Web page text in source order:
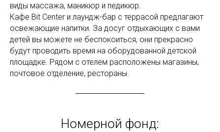
виды массажа, маникюр и педикюр.
Кафе Bit Center и лаундж-бар с террасой предлагают
освежающие напитки. За досуг отдыхающих с вами
детей вы можете не беспокоиться, они прекрасно
будут проводить время на оборудованной детской
площадке. Рядом с отелем расположены магазины,
почтовое отделение, рестораны.
Номерной фонд: